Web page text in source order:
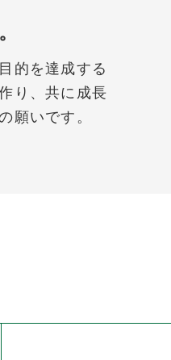
的を達成する
り、共に成長
願いです。